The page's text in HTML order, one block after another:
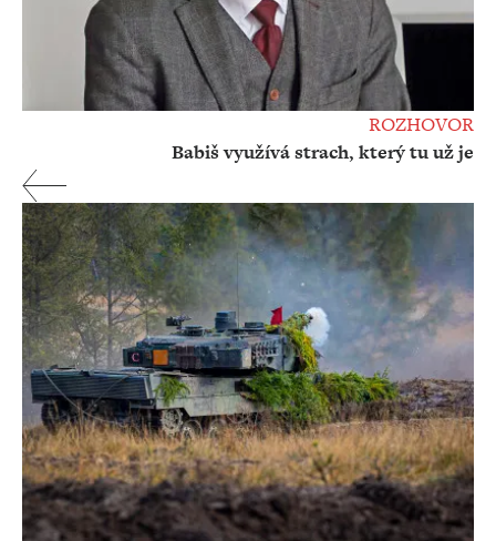
ROZHOVOR
Babiš využívá strach, který tu už je